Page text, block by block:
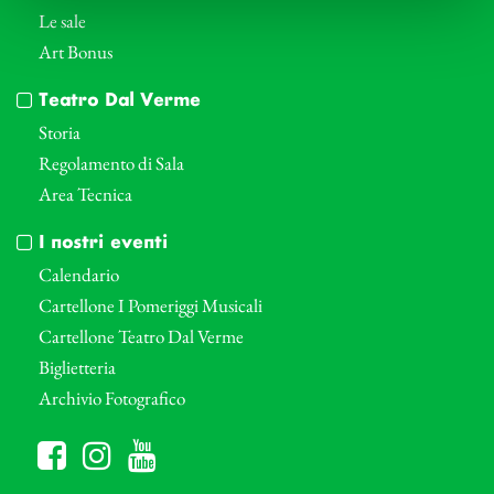
Le sale
Art Bonus
Teatro Dal Verme
Storia
Regolamento di Sala
Area Tecnica
I nostri eventi
Calendario
Cartellone I Pomeriggi Musicali
Cartellone Teatro Dal Verme
Biglietteria
Archivio Fotografico